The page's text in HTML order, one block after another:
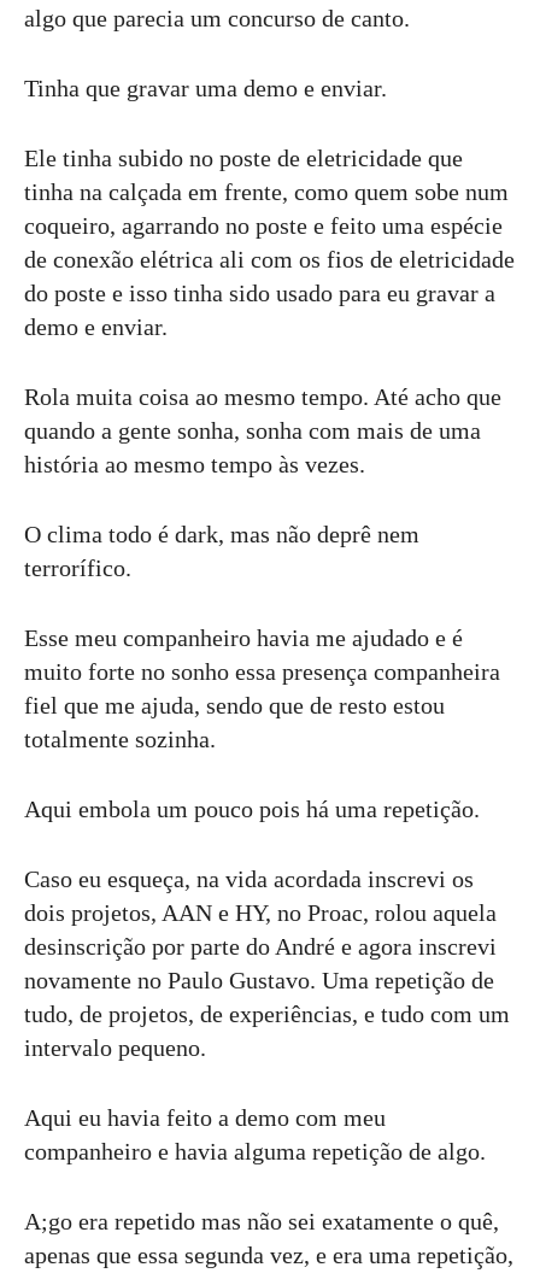
algo que parecia um concurso de canto.
Tinha que gravar uma demo e enviar.
Ele tinha subido no poste de eletricidade que
tinha na calçada em frente, como quem sobe num
coqueiro, agarrando no poste e feito uma espécie
de conexão elétrica ali com os fios de eletricidade
do poste e isso tinha sido usado para eu gravar a
demo e enviar.
Rola muita coisa ao mesmo tempo. Até acho que
quando a gente sonha, sonha com mais de uma
história ao mesmo tempo às vezes.
O clima todo é dark, mas não deprê nem
terrorífico.
Esse meu companheiro havia me ajudado e é
muito forte no sonho essa presença companheira
fiel que me ajuda, sendo que de resto estou
totalmente sozinha.
Aqui embola um pouco pois há uma repetição.
Caso eu esqueça, na vida acordada inscrevi os
dois projetos, AAN e HY, no Proac, rolou aquela
desinscrição por parte do André e agora inscrevi
novamente no Paulo Gustavo. Uma repetição de
tudo, de projetos, de experiências, e tudo com um
intervalo pequeno.
Aqui eu havia feito a demo com meu
companheiro e havia alguma repetição de algo.
A;go era repetido mas não sei exatamente o quê,
apenas que essa segunda vez, e era uma repetição,